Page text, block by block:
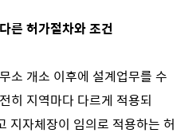
른 허가절차와 조건
소 개소 이후에 설계업무를 수
히 지역마다 다르게 적용되
지자체장이 임의로 적용하는 허